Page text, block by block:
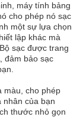
máy tính bảng
cho phép nó sạc
một sự lựa chọn
lập khác mà
sạc được trang
đảm bảo sạc
màu, cho phép
nhân của bạn
thước nhỏ gọn